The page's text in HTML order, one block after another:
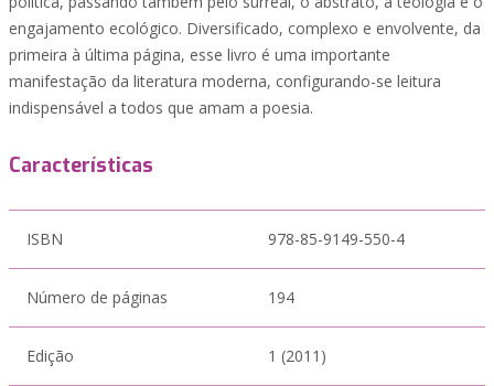
engajamento ecológico. Diversificado, complexo e envolvente, da
primeira à última página, esse livro é uma importante
manifestação da literatura moderna, configurando-se leitura
indispensável a todos que amam a poesia.
Características
ISBN 978-85-9149-550-4
Número de páginas 194
Edição 1 (2011)